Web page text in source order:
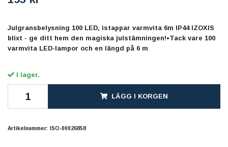
Julgransbelysning 100 LED, istappar varmvita 6m IP44 IZOXIS
blixt - ge ditt hem den magiska julstämningen!•Tack vare 100
varmvita LED-lampor och en längd på 6 m
I lager.
LÄGG I KORGEN
Artikelnummer: ISO-00026858